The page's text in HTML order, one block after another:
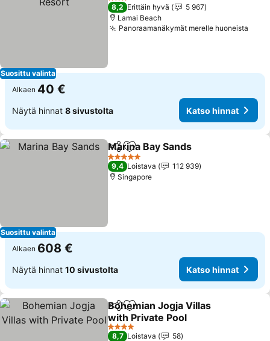
Suosittu valinta
3 Tähtiluokitus
8,2 Erittäin hyvä
5 967
Lamai Beach
Panoraamanäkymät merelle huoneista
Alkaen 40 €
Näytä hinnat 8 sivustolta Katso hinnat
Suosittu valinta
Jaa Lisää suosikkeihin
Marina Bay Sands
5 Tähtiluokitus
9,4 Loistava
112 939
Singapore
Alkaen 608 €
Näytä hinnat 10 sivustolta Katso hinnat
Jaa Lisää suosikkeihin
Bohemian Jogja Villas
with Private Pool
Katso hinnat
4 Tähtiluokitus
8,7 Loistava
58